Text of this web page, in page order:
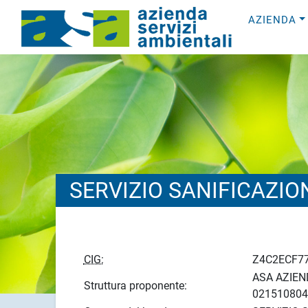
AZIENDA
SERVIZIO
CIG:
Struttura proponente:
ASA